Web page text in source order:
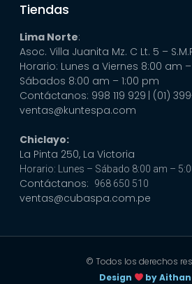
Tiendas
Lima Norte:
Asoc. Villa Juanita Mz. C Lt. 5 –
Horario: Lunes a Viernes 8:00 am
Sábados 8:00 am – 1:00 pm
Contáctanos: 998 119 929 | (01)
ventas@kuntespa.com
Chiclayo:
La Pinta 250, La Victoria
Horario: Lunes – Sábado 8:00 am –
Contáctanos: 968 650 510
ventas@cubaspa.com.pe
© Todos los derechos
Design
by